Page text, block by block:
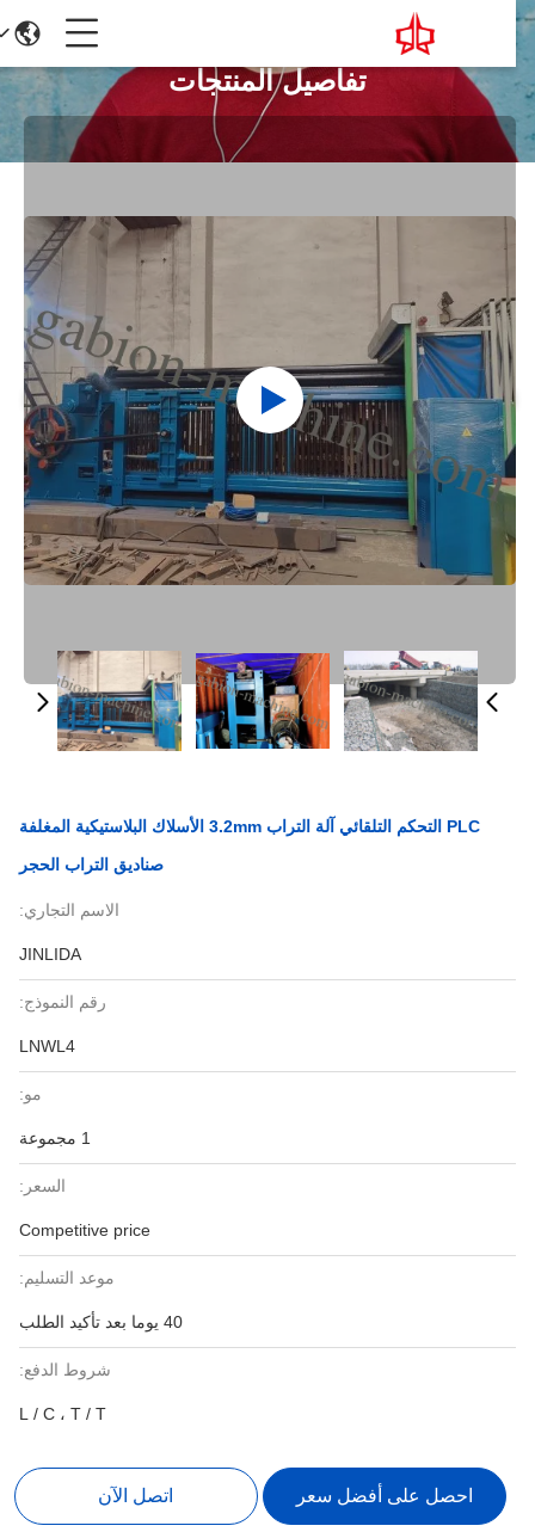
تفاصيل المنتجات
PLC التحكم التلقائي آلة التراب 3.2mm الأسلاك البلاستيكية المغلفة
صناديق التراب الحجر
الاسم التجاري:
JINLIDA
رقم النموذج:
LNWL4
مو:
السعر:
Competitive price
موعد التسليم:
40 يوما بعد تأكيد الطلب
شروط الدفع:
L / C ، T / T
احصل على أفضل سعر اتصل الآن